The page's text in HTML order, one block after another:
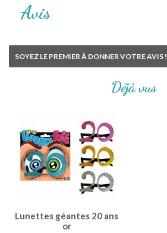
Avis
SOYEZ LE PREMIER À DONNER VOTRE AVIS !
Déjà vus
Lunettes géantes 20 ans
or